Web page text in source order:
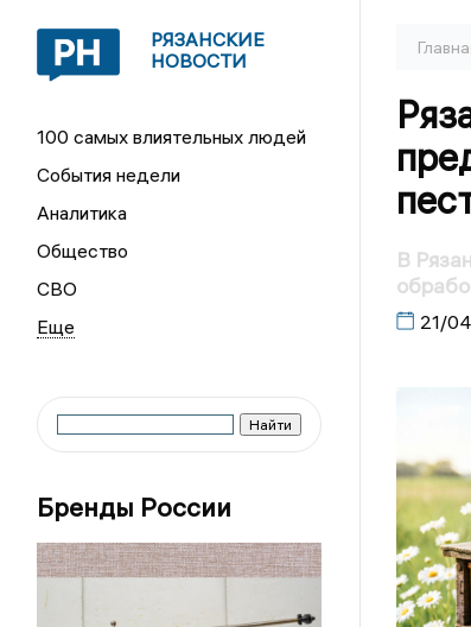
РЯЗАНСКИЕ
НОВОСТИ
100 самых влиятельных людей
События недели
Аналитика
Общество
СВО
Бренды России
В
21/